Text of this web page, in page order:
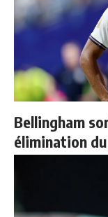
Bellingham
élimination